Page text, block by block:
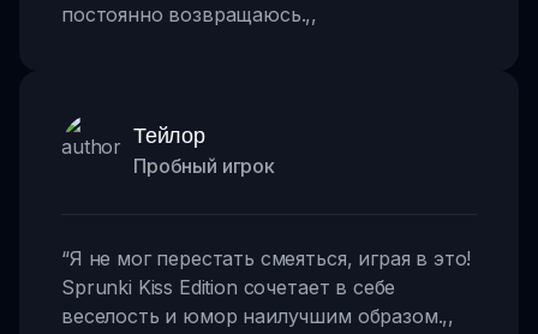
постоянно возвращаюсь.,,
Тейлор
Пробный игрок
“Я не мог перестать смеяться, играя в это!
Sprunki Kiss Edition сочетает в себе
веселость и юмор наилучшим образом.,,